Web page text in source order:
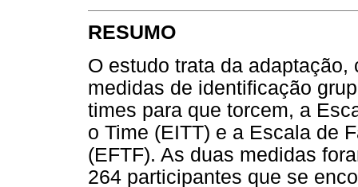
RESUMO
O estudo trata da
medidas de identificação
times para que torcem, a
o Time (EITT) e a Escala de
(EFTF). As duas medidas
264 participantes que se